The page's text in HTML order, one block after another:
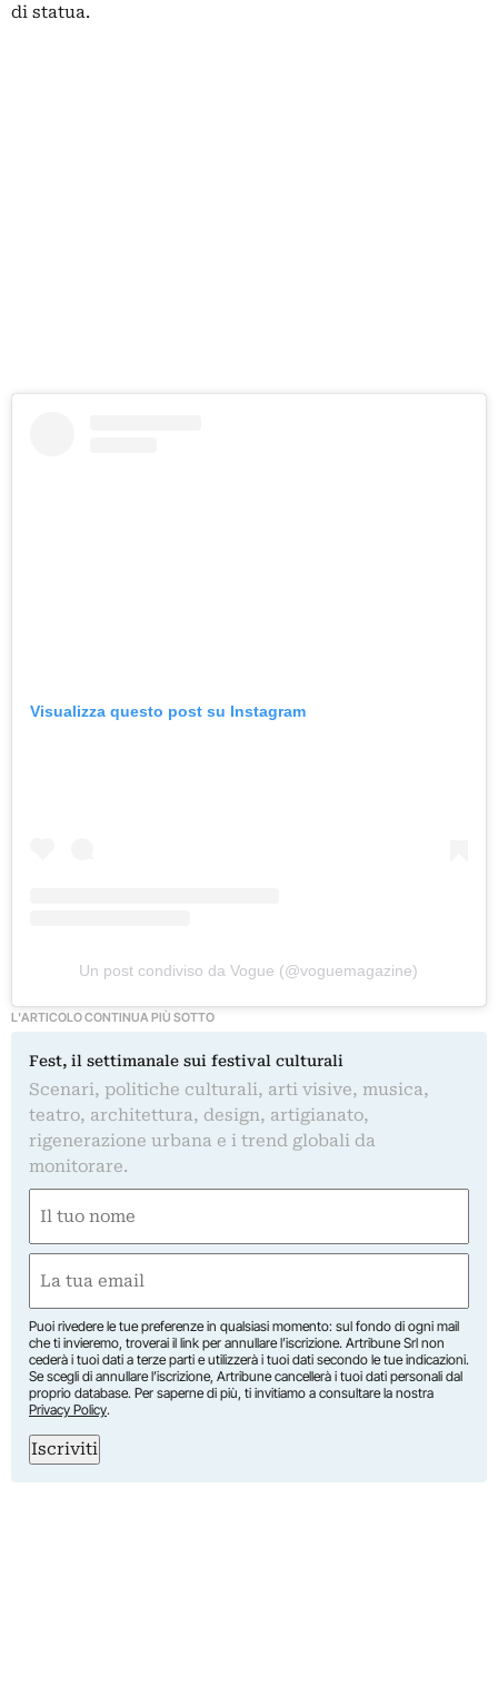
di statua.
Visualizza questo post su Instagram
Un post condiviso da Vogue (@voguemagazine)
L'ARTICOLO CONTINUA PIÙ SOTTO
Fest, il settimanale sui festival culturali
Scenari, politiche culturali, arti visive, musica,
teatro, architettura, design, artigianato,
rigenerazione urbana e i trend globali da
monitorare.
(Obbligatorio)
Nome
(Obbligatorio)
Puoi rivedere le tue preferenze in qualsiasi momento: sul fondo di ogni mail
che ti invieremo, troverai il link per annullare l’iscrizione. Artribune Srl non
cederà i tuoi dati a terze parti e utilizzerà i tuoi dati secondo le tue indicazioni.
Se scegli di annullare l’iscrizione, Artribune cancellerà i tuoi dati personali dal
proprio database. Per saperne di più, ti invitiamo a consultare la nostra
Privacy Policy.
Iscriviti